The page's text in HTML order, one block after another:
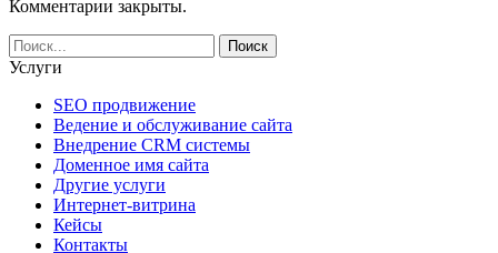
Комментарии закрыты.
Услуги
SEO продвижение
Ведение и обслуживание сайта
Внедрение CRM системы
Доменное имя сайта
Другие услуги
Интернет-витрина
Кейсы
Контакты